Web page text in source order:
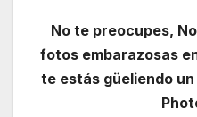
No te preocupes,
fotos embarazosas
te estás güeliendo